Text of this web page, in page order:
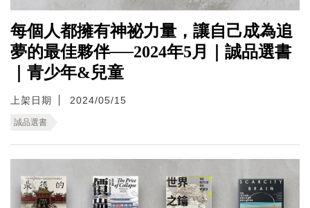
每個人都擁有神祕力量，讓自己成為追
夢的最佳夥伴──2024年5月｜誠品選書
｜青少年&兒童
上架日期 2024/05/15
誠品選書